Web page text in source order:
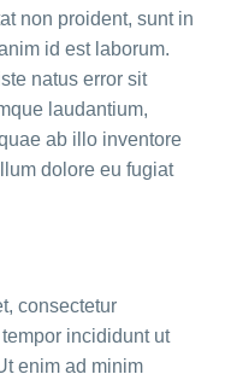
non proident, sunt in
id est laborum.
natus error sit
laudantium,
ab illo inventore
dolore eu fugiat
consectetur
incididunt ut
enim ad minim